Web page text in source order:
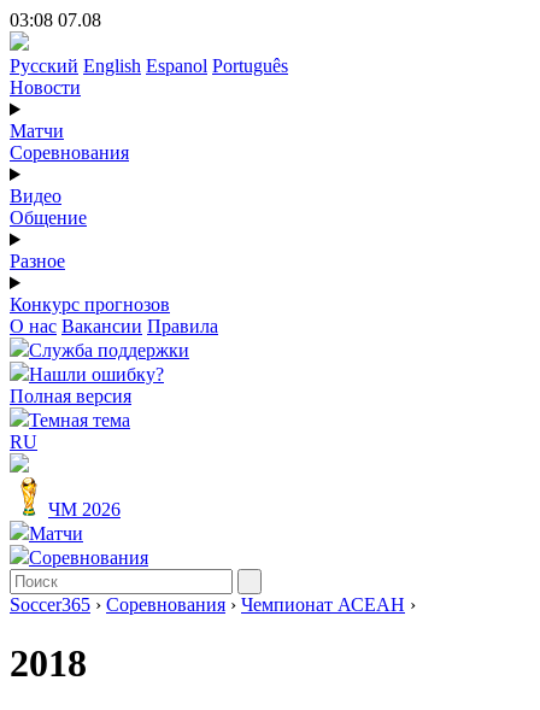
03:08 07.08
Русский English Espanol Português
Новости
Матчи
Соревнования
Видео
Общение
Разное
Конкурс прогнозов
О нас Вакансии Правила
Служба поддержки
Нашли ошибку?
Полная версия
Темная тема
RU
ЧМ 2026
Матчи
Соревнования
Soccer365 › Соревнования › Чемпионат АСЕАН ›
2018